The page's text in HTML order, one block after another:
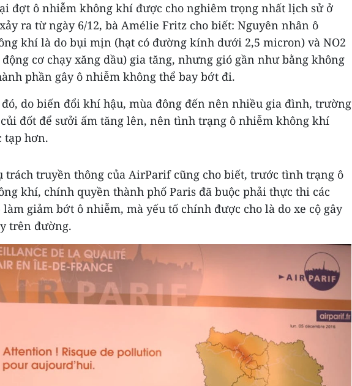
đợt ô nhiễm không khí được cho nghiêm trọng nhất lịch sử ở
ra từ ngày 6/12, bà Amélie Fritz cho biết: Nguyên nhân ô
khí là do bụi mịn (hạt có đường kính dưới 2,5 micron) và NO2
cơ chạy xăng dầu) gia tăng, nhưng gió gần như bằng không
phần gây ô nhiễm không thể bay bớt đi.
đó, do biến đổi khí hậu, mùa đông đến nên nhiều gia đình, trường
đốt để sưởi ấm tăng lên, nên tình trạng ô nhiễm không khí
tạp hơn.
trách truyền thông của AirParif cũng cho biết, trước tình trạng ô
khí, chính quyền thành phố Paris đã buộc phải thực thi các
giảm bớt ô nhiễm, mà yếu tố chính được cho là do xe cộ gây
trên đường.